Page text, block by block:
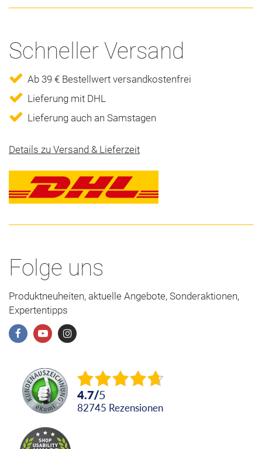
Schneller Versand
Ab 39 € Bestellwert versandkostenfrei
Lieferung mit DHL
Lieferung auch an Samstagen
Details zu Versand & Lieferzeit
Folge uns
Produktneuheiten, aktuelle Angebote, Sonderaktionen,
Expertentipps
4.7/5
82745 Rezensionen